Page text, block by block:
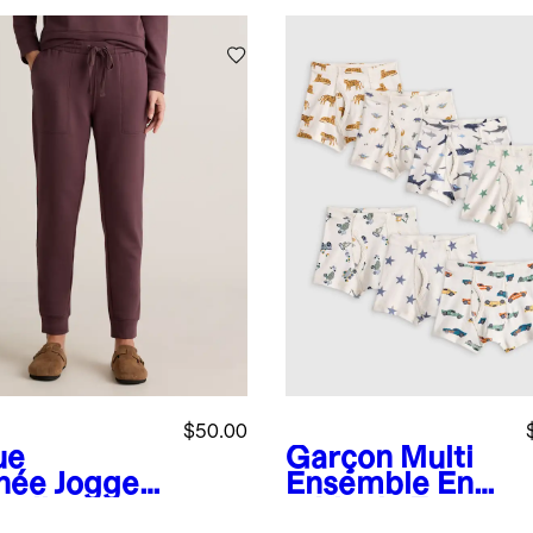
Jogger
$50.00
Garçon Multi
Ensemble Ense